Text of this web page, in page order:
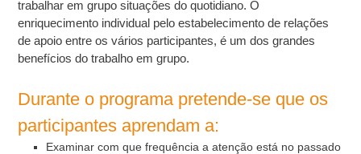
trabalhar em grupo situações do quotidiano. O
enriquecimento individual pelo estabelecimento de relações
de apoio entre os vários participantes, é um dos grandes
benefícios do trabalho em grupo.
Durante o programa pretende-se que os
participantes aprendam a:
Examinar com que frequência a atenção está no passado